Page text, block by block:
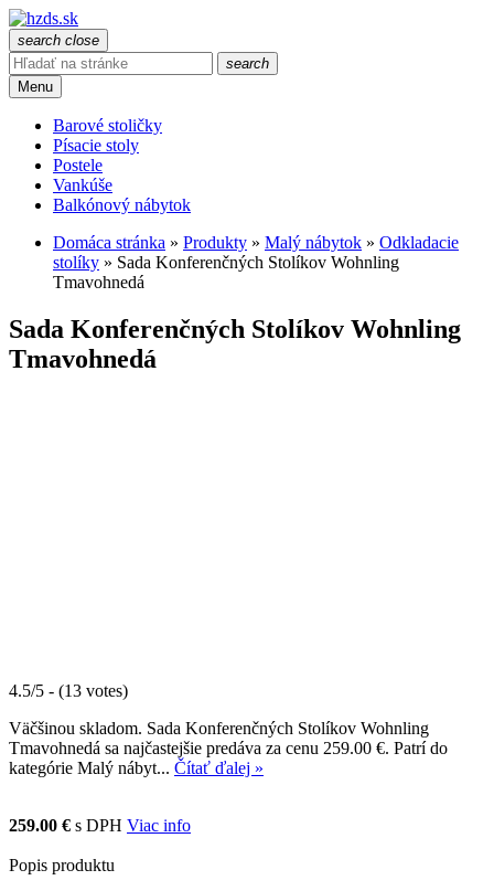
search close
search
Menu
Barové stoličky
Písacie stoly
Postele
Vankúše
Balkónový nábytok
Domáca stránka » Produkty » Malý nábytok » Odkladacie
stolíky » Sada Konferenčných Stolíkov Wohnling
Tmavohnedá
Sada Konferenčných Stolíkov Wohnling
Tmavohnedá
4.5/5 - (13 votes)
Väčšinou skladom. Sada Konferenčných Stolíkov Wohnling
Tmavohnedá sa najčastejšie predáva za cenu 259.00 €. Patrí do
kategórie Malý nábyt... Čítať ďalej »
259.00 € s DPH Viac info
Popis produktu